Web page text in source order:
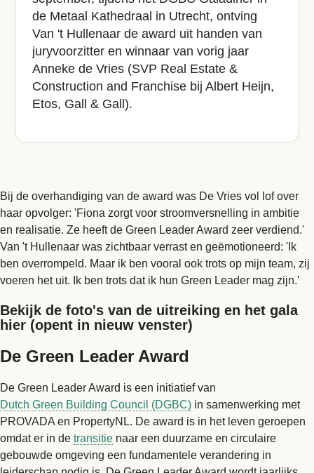
de Metaal Kathedraal in Utrecht, ontving
Van 't Hullenaar de award uit handen van
juryvoorzitter en winnaar van vorig jaar
Anneke de Vries (SVP Real Estate &
Construction and Franchise bij Albert Heijn,
Etos, Gall & Gall).
Bij de overhandiging van de award was De Vries vol lof over
haar opvolger: 'Fiona zorgt voor stroomversnelling in ambitie
en realisatie. Ze heeft de Green Leader Award zeer verdiend.'
Van 't Hullenaar was zichtbaar verrast en geëmotioneerd: 'Ik
ben overrompeld. Maar ik ben vooral ook trots op mijn team, zij
voeren het uit. Ik ben trots dat ik hun Green Leader mag zijn.'
Bekijk de foto's van de uitreiking en het gala
hier (opent in nieuw venster)
De Green Leader Award
De Green Leader Award is een initiatief van
Dutch Green Building Council (DGBC) in samenwerking met
PROVADA en PropertyNL. De award is in het leven geroepen
omdat er in de transitie naar een duurzame en circulaire
gebouwde omgeving een fundamentele verandering in